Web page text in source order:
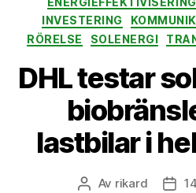
INVESTERING
RÖRELSE
SOLENERGI
DHL testar
lastbilar i
Inläggsförfattare
Av rikard